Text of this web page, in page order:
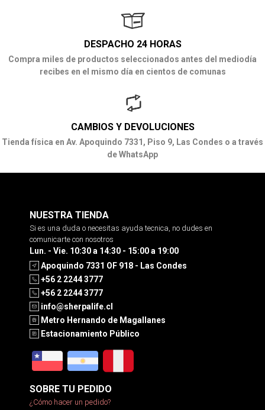
DESPACHO 24 HORAS
Compra miles de productos seleccionados antes del mediodía
recibes en el mismo día en cientos de comunas
CAMBIOS Y DEVOLUCIONES
Tienda física en Av. Apoquindo 7331, Piso 9, Las Condes o a través
de WhatsApp
NUESTRA TIENDA
Si es una duda o necesitas ayuda tecnica, no dudes en
comunicarte con nosotros
Lun. - Vie. 10:30 a 14:30 - 15:00 a 19:00
Apoquindo 7331 OF 918 - Las Condes
+56 2 2244 3777
+56 2 2244 3777
info@sherpalife.cl
Metro Hernando de Magallanes
Estacionamiento Público
SOBRE TU PEDIDO
¿Cómo hacer un pedido?